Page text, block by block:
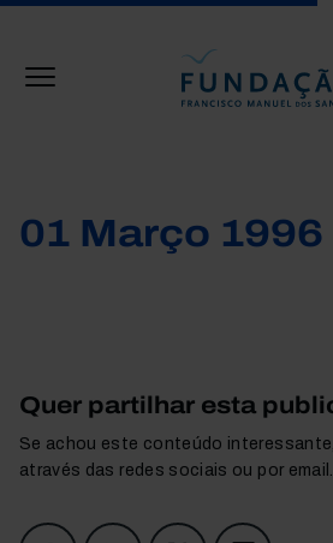
01 Março 1996
Quer partilhar esta
Se achou este conteúdo
através das redes sociais ou por email.